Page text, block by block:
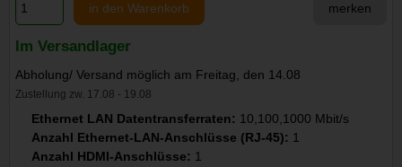
in den Warenkorb merken
Im Versandlager
Abholung/ Versand möglich am Freitag, den 14.08
Zustellung zw. 17.08 - 19.08
Ethernet LAN Datentransferraten: 10,100,1000 Mbit/s
Anzahl Ethernet-LAN-Anschlüsse (RJ-45): 1
Anzahl HDMI-Anschlüsse: 1